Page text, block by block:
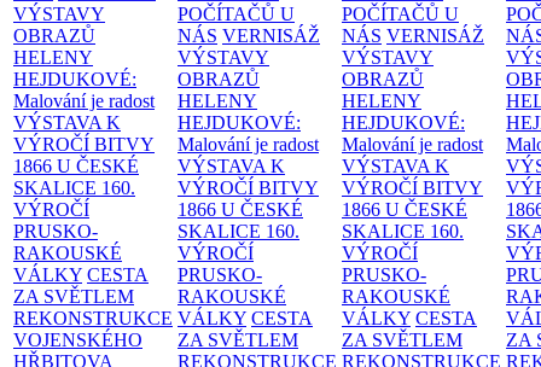
VÝSTAVY
OBRAZŮ
HELENY
HEJDUKOVÉ:
Malování je radost
VÝSTAVA K
VÝROČÍ BITVY
1866 U ČESKÉ
SKALICE 160.
VÝROČÍ
PRUSKO-
RAKOUSKÉ
VÁLKY CESTA
ZA SVĚTLEM
REKONSTRUKCE
VOJENSKÉHO
HŘBITOVA
POČÍTAČŮ U
NÁS VERNISÁŽ
VÝSTAVY
OBRAZŮ
HELENY
HEJDUKOVÉ:
Malování je radost
VÝSTAVA K
VÝROČÍ BITVY
1866 U ČESKÉ
SKALICE 160.
VÝROČÍ
PRUSKO-
RAKOUSKÉ
VÁLKY CESTA
ZA SVĚTLEM
REKONSTRUKCE
POČÍTAČŮ U
NÁS VERNISÁŽ
VÝSTAVY
OBRAZŮ
HELENY
HEJDUKOVÉ:
Malování je radost
VÝSTAVA K
VÝROČÍ BITVY
1866 U ČESKÉ
SKALICE 160.
VÝROČÍ
PRUSKO-
RAKOUSKÉ
VÁLKY CESTA
ZA SVĚTLEM
REKONSTRUKCE
ZA